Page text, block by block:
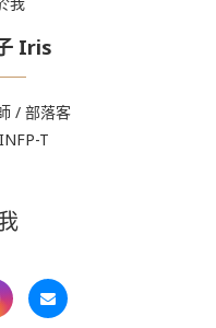
Iris
/ 部落客
T